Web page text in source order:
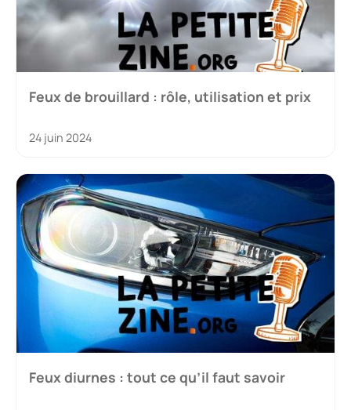
Feux de brouillard : rôle, utilisation et prix
24 juin 2024
Feux diurnes : tout ce qu’il faut savoir